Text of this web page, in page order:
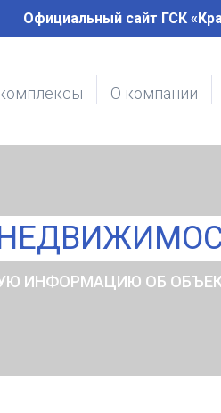
Официальный сайт ГСК
О компании
ИНФОРМАЦИЮ ОБ